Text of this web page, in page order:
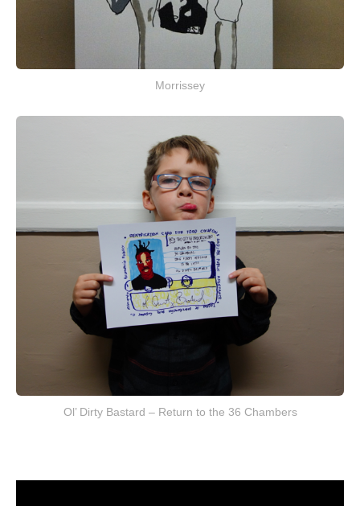
Morrissey
Ol’ Dirty Bastard – Return to the 36 Chambers